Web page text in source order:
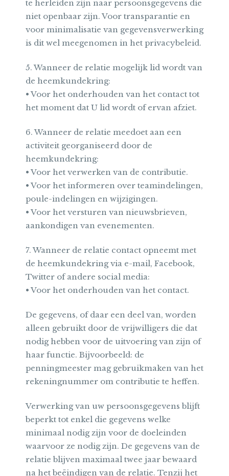
te herleiden zijn naar persoonsgegevens die
niet openbaar zijn. Voor transparantie en
voor minimalisatie van gegevensverwerking
is dit wel meegenomen in het privacybeleid.
5. Wanneer de relatie mogelijk lid wordt van
de heemkundekring:
• Voor het onderhouden van het contact tot
het moment dat U lid wordt of ervan afziet.
6. Wanneer de relatie meedoet aan een
activiteit georganiseerd door de
heemkundekring:
• Voor het verwerken van de contributie.
• Voor het informeren over teamindelingen,
poule-indelingen en wijzigingen.
• Voor het versturen van nieuwsbrieven,
aankondigen van evenementen.
7. Wanneer de relatie contact opneemt met
de heemkundekring via e-mail, Facebook,
Twitter of andere social media:
• Voor het onderhouden van het contact.
De gegevens, of daar een deel van, worden
alleen gebruikt door de vrijwilligers die dat
nodig hebben voor de uitvoering van zijn of
haar functie. Bijvoorbeeld: de
penningmeester mag gebruikmaken van het
rekeningnummer om contributie te heffen.
Verwerking van uw persoonsgegevens blijft
beperkt tot enkel die gegevens welke
minimaal nodig zijn voor de doeleinden
waarvoor ze nodig zijn. De gegevens van de
relatie blijven maximaal twee jaar bewaard
na het beëindigen van de relatie. Tenzij het